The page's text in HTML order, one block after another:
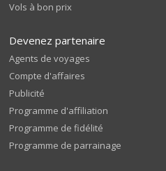
Vols à bon prix
Devenez partenaire
Agents de voyages
Compte d'affaires
Publicité
Programme d'affiliation
Programme de fidélité
Programme de parrainage